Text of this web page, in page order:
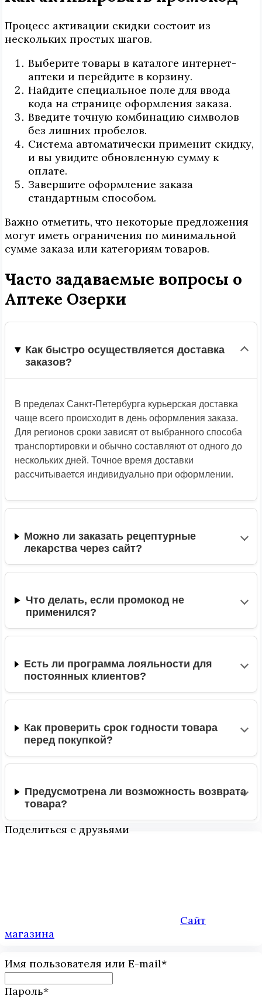
Процесс активации скидки состоит из
нескольких простых шагов.
Выберите товары в каталоге интернет-
аптеки и перейдите в корзину.
Найдите специальное поле для ввода
кода на странице оформления заказа.
Введите точную комбинацию символов
без лишних пробелов.
Система автоматически применит скидку,
и вы увидите обновленную сумму к
оплате.
Завершите оформление заказа
стандартным способом.
Важно отметить, что некоторые предложения
могут иметь ограничения по минимальной
сумме заказа или категориям товаров.
Часто задаваемые вопросы о
Аптеке Озерки
Как быстро осуществляется доставка
заказов?
В пределах Санкт-Петербурга курьерская доставка
чаще всего происходит в день оформления заказа.
Для регионов сроки зависят от выбранного способа
транспортировки и обычно составляют от одного до
нескольких дней. Точное время доставки
рассчитывается индивидуально при оформлении.
Можно ли заказать рецептурные
лекарства через сайт?
Что делать, если промокод не
применился?
Есть ли программа лояльности для
постоянных клиентов?
Как проверить срок годности товара
перед покупкой?
Предусмотрена ли возможность возврата
товара?
Поделиться с друзьями
Сайт
магазина
Имя пользователя или E-mail*
Пароль*